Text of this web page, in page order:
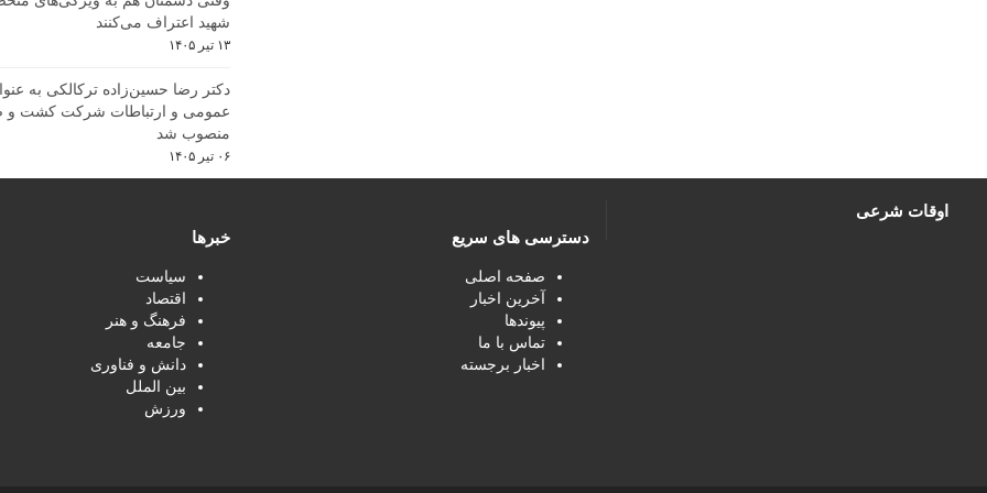
شهید اعتراف می‌کنند
۱۳ تیر ۱۴۰۵
دکتر رضا حسین‌زاده ترکالکی به
عمومی و ارتباطات شرکت کشت و
منصوب شد
۰۶ تیر ۱۴۰۵
اوقات شرعی
دسترسی های سریع
صفحه اصلی
آخرین اخبار
پیوندها
تماس با ما
اخبار برجسته
خبرها
سیاست
اقتصاد
فرهنگ و هنر
جامعه
دانش و فناوری
بین الملل
ورزش